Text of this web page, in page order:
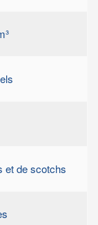
et de scotchs